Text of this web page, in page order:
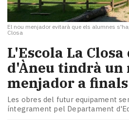
El nou menjador evitarà que els alumnes
Closa
L'Escola La
d'Àneu tindrà un
menjador a
Les obres del futur equipament
íntegrament pel Departament